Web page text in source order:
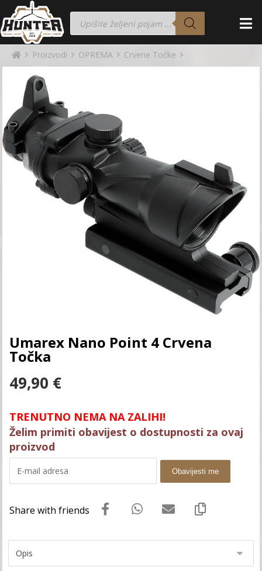
Proizvodi OPREMA Crvene Točke
Umarex Nano Point 4 Crvena
Točka
49,90 €
TRENUTNO NEMA NA ZALIHI!
Želim primiti obavijest o dostupnosti za ovaj
proizvod
Obavijesti me